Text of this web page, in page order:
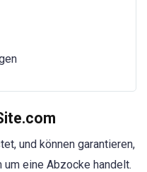
und können garantieren,
eine Abzocke handelt.